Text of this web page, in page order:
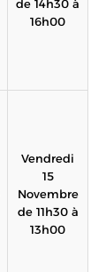
de 14h30 à
16h00
Vendredi
15
Novembre
de 11h30 à
13h00